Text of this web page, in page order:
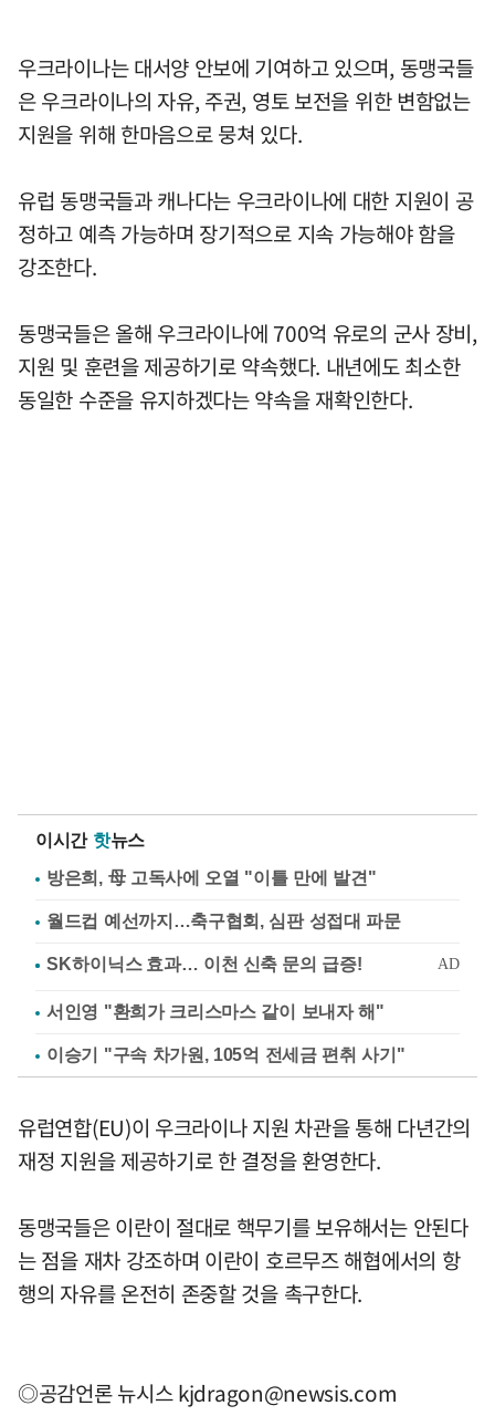
우크라이나는 대서양 안보에 기여하고 있으며, 동맹국들
은 우크라이나의 자유, 주권, 영토 보전을 위한 변함없는
지원을 위해 한마음으로 뭉쳐 있다.
유럽 동맹국들과 캐나다는 우크라이나에 대한 지원이 공
정하고 예측 가능하며 장기적으로 지속 가능해야 함을
강조한다.
동맹국들은 올해 우크라이나에 700억 유로의 군사 장비,
지원 및 훈련을 제공하기로 약속했다. 내년에도 최소한
동일한 수준을 유지하겠다는 약속을 재확인한다.
이시간 핫뉴스
방은희, 母 고독사에 오열 "이틀 만에 발견"
월드컵 예선까지…축구협회, 심판 성접대 파문
서인영 "환희가 크리스마스 같이 보내자 해"
이승기 "구속 차가원, 105억 전세금 편취 사기"
유럽연합(EU)이 우크라이나 지원 차관을 통해 다년간의
재정 지원을 제공하기로 한 결정을 환영한다.
동맹국들은 이란이 절대로 핵무기를 보유해서는 안된다
는 점을 재차 강조하며 이란이 호르무즈 해협에서의 항
행의 자유를 온전히 존중할 것을 촉구한다.
◎공감언론 뉴시스kjdragon@newsis.com